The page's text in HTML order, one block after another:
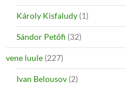
Károly Kisfaludy (1)
Sándor Petőfi (32)
vene luule (227)
Ivan Belousov (2)